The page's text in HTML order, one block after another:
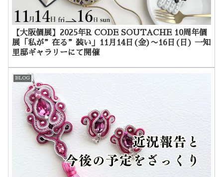
【大阪個展】2025年R CODE SOUTACHE 10周年個
展「私が”在る”装い」11月14日(金)〜16日(日) 一知
里邸ギャラリーにて開催
BLOG